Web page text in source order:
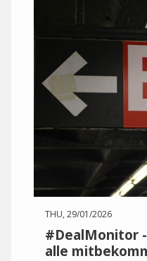
THU, 29/01/2026
#DealMonitor
alle